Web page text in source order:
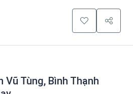
Vũ Tùng, Bình Thạnh